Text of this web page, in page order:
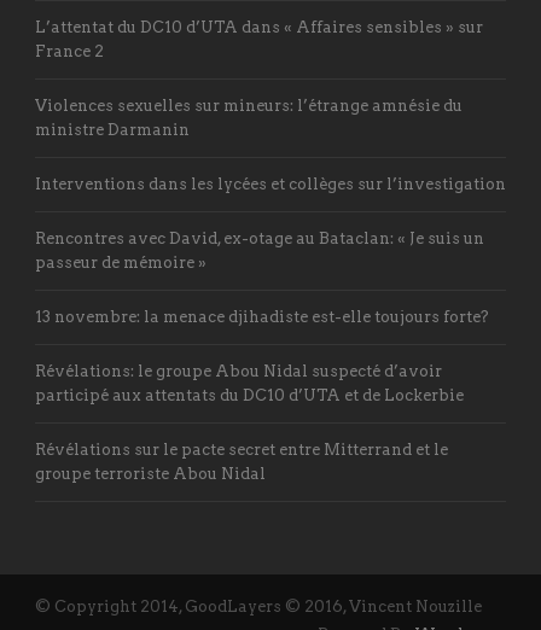
L’attentat du DC10 d’UTA dans « Affaires sensibles » sur
France 2
Violences sexuelles sur mineurs: l’étrange amnésie du
ministre Darmanin
Interventions dans les lycées et collèges sur l’investigation
Rencontres avec David, ex-otage au Bataclan: « Je suis un
passeur de mémoire »
13 novembre: la menace djihadiste est-elle toujours forte?
Révélations: le groupe Abou Nidal suspecté d’avoir
participé aux attentats du DC10 d’UTA et de Lockerbie
Révélations sur le pacte secret entre Mitterrand et le
groupe terroriste Abou Nidal
© Copyright 2014, GoodLayers © 2016, Vincent Nouzille